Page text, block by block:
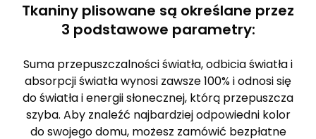
Tkaniny plisowane są określane przez
3 podstawowe parametry:
Suma przepuszczalności światła, odbicia światła i
absorpcji światła wynosi zawsze 100% i odnosi się
do światła i energii słonecznej, którą przepuszcza
szyba. Aby znaleźć najbardziej odpowiedni kolor
do swojego domu, możesz zamówić bezpłatne